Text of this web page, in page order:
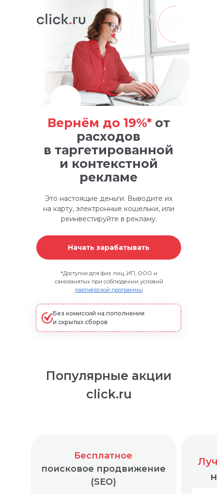
Вернём до 19%*от
расходов
в таргетированной
и контекстной
рекламе
Начать зарабатывать
Это настоящие деньги. Выводите их
на карту, электронные кошельки, или
реинвестируйте в рекламу.
*Доступно для физ. лиц, ИП, ООО и
самозанятых при соблюдении условий
партнёрской программы
Без комиссий на пополнение
и скрытых сборов
Популярные акции
click.ru
Бесплатное
поисковое продвижение
(SEO)